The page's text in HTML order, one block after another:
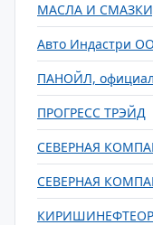
МАСЛА И
Авто Индастри
ПАНОЙЛ,
ПРОГРЕСС ТРЭЙД
СЕВЕРНАЯ
СЕВЕРНАЯ